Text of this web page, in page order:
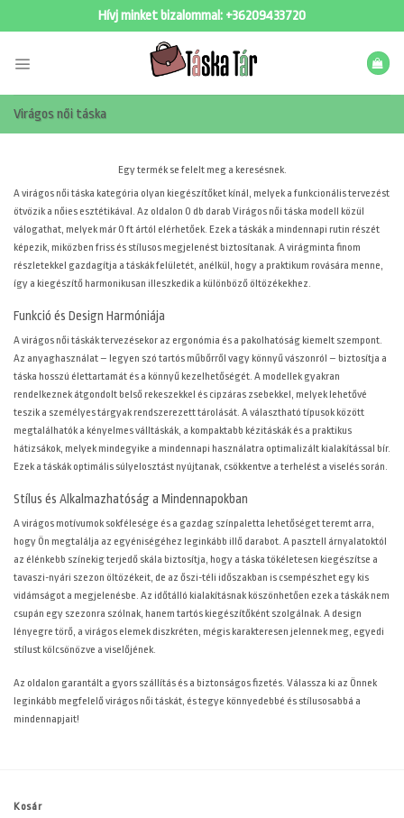
Hívj minket bizalommal: +36209433720
Virágos női táska
Egy termék se felelt meg a keresésnek.
A virágos női táska kategória olyan kiegészítőket kínál, melyek a funkcionális tervezést
ötvözik a nőies esztétikával. Az oldalon 0 db darab Virágos női táska modell közül
válogathat, melyek már 0 ft ártól elérhetőek. Ezek a táskák a mindennapi rutin részét
képezik, miközben friss és stílusos megjelenést biztosítanak. A virágminta finom
részletekkel gazdagítja a táskák felületét, anélkül, hogy a praktikum rovására menne,
így a kiegészítő harmonikusan illeszkedik a különböző öltözékekhez.
Funkció és Design Harmóniája
A virágos női táskák tervezésekor az ergonómia és a pakolhatóság kiemelt szempont.
Az anyaghasználat – legyen szó tartós műbőrről vagy könnyű vászonról – biztosítja a
táska hosszú élettartamát és a könnyű kezelhetőségét. A modellek gyakran
rendelkeznek átgondolt belső rekeszekkel és cipzáras zsebekkel, melyek lehetővé
teszik a személyes tárgyak rendszerezett tárolását. A választható típusok között
megtalálhatók a kényelmes válltáskák, a kompaktabb kézitáskák és a praktikus
hátizsákok, melyek mindegyike a mindennapi használatra optimalizált kialakítással bír.
Ezek a táskák optimális súlyelosztást nyújtanak, csökkentve a terhelést a viselés során.
Stílus és Alkalmazhatóság a Mindennapokban
A virágos motívumok sokfélesége és a gazdag színpaletta lehetőséget teremt arra,
hogy Ön megtalálja az egyéniségéhez leginkább illő darabot. A pasztell árnyalatoktól
az élénkebb színekig terjedő skála biztosítja, hogy a táska tökéletesen kiegészítse a
tavaszi-nyári szezon öltözékeit, de az őszi-téli időszakban is csempészhet egy kis
vidámságot a megjelenésbe. Az időtálló kialakításnak köszönhetően ezek a táskák nem
csupán egy szezonra szólnak, hanem tartós kiegészítőként szolgálnak. A design
lényegre törő, a virágos elemek diszkréten, mégis karakteresen jelennek meg, egyedi
stílust kölcsönözve a viselőjének.
Az oldalon garantált a gyors szállítás és a biztonságos fizetés. Válassza ki az Önnek
leginkább megfelelő virágos női táskát, és tegye könnyedebbé és stílusosabbá a
mindennapjait!
Kosár